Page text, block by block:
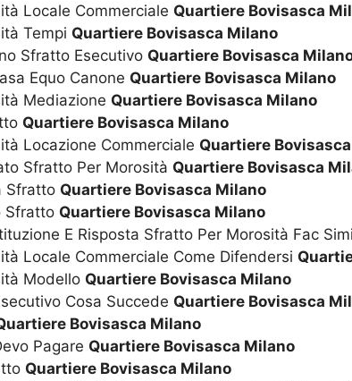
Locale Commerciale Quartiere Bovisasca
Tempi Quartiere Bovisasca Milano
Sfratto Esecutivo Quartiere Bovisasca
Equo Canone Quartiere Bovisasca Milano
Mediazione Quartiere Bovisasca Milano
Quartiere Bovisasca Milano
Locazione Commerciale Quartiere
Sfratto Per Morosità Quartiere Bovisasca
Sfratto Quartiere Bovisasca Milano
Sfratto Quartiere Bovisasca Milano
E Risposta Sfratto Per Morosità Fac
Locale Commerciale Come Difendersi
Modello Quartiere Bovisasca Milano
Cosa Succede Quartiere Bovisasca
Bovisasca Milano
Pagare Quartiere Bovisasca Milano
Quartiere Bovisasca Milano